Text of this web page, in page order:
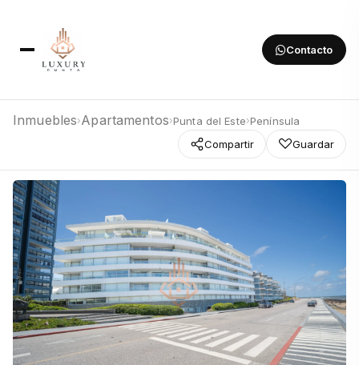
Contacto
Inmuebles›Apartamentos›Punta del Este›Península
Compartir
Guardar